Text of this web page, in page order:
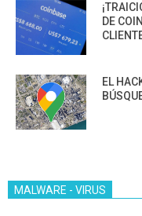
DE
EL
MALWARE - VIRUS